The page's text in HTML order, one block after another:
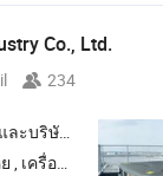
Co., Ltd.
234
ริษัทผู้ค้า
ปรับอากาศที่เป็นมิตรต่อสิ่งแวดล้อม